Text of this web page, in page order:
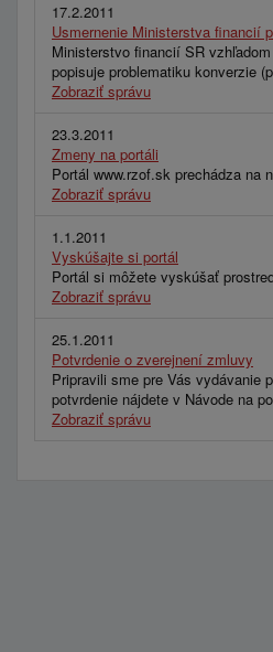
17.2.2011
Usmernenie Ministerstva financií
Ministerstvo financií SR
popisuje problematiku konverzie
Zobraziť správu
23.3.2011
Zmeny na portáli
Portál www.rzof.sk prechádza na
Zobraziť správu
1.1.2011
Vyskúšajte si portál
Portál si môžete vyskúšať
Zobraziť správu
25.1.2011
Potvrdenie o zverejnení zmluvy
Pripravili sme pre Vás vydávanie
potvrdenie nájdete v Návode na
Zobraziť správu